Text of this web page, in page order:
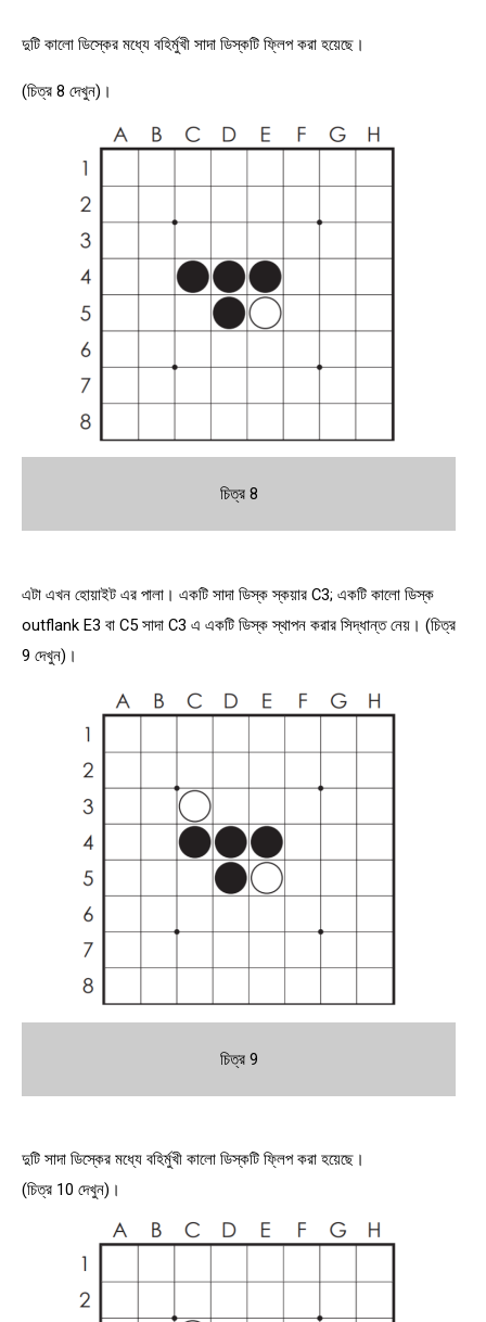
দুটি কালো ডিস্কের মধ্যে বহির্মুখী সাদা ডিস্কটি ফ্লিপ করা হয়েছে।
(চিত্র 8 দেখুন)।
চিত্র 8
এটা এখন হোয়াইট এর পালা। একটি সাদা ডিস্ক স্কয়ার C3; একটি কালো ডিস্ক
outflank E3 বা C5 সাদা C3 এ একটি ডিস্ক স্থাপন করার সিদ্ধান্ত নেয়। (চিত্র
9 দেখুন)।
চিত্র 9
দুটি সাদা ডিস্কের মধ্যে বহির্মুখী কালো ডিস্কটি ফ্লিপ করা হয়েছে।
(চিত্র 10 দেখুন)।